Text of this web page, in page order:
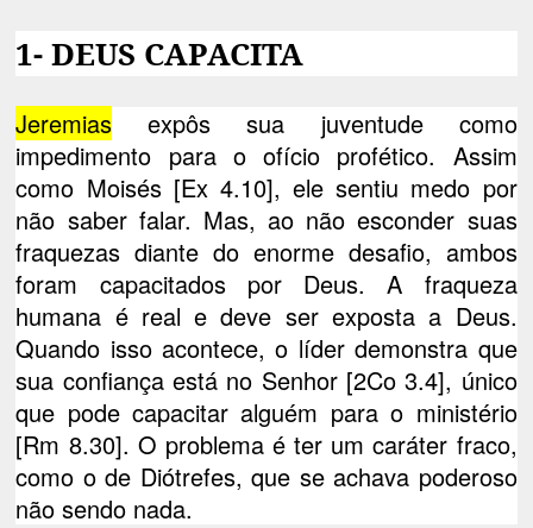
1- DEUS CAPACITA
Jeremias expôs sua juventude como
impedimento para o ofício profético. Assim
como Moisés [Ex 4.10], ele sentiu medo por
não saber falar. Mas, ao não esconder suas
fraquezas diante do enorme desafio, ambos
foram capacitados por Deus. A fraqueza
humana é real e deve ser exposta a Deus.
Quando isso acontece, o líder demonstra que
sua confiança está no Senhor [2Co 3.4], único
que pode capacitar alguém para o ministério
[Rm 8.30]. O problema é ter um caráter fraco,
como o de Diótrefes, que se achava poderoso
não sendo nada.